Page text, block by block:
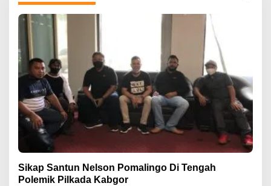
Sikap Santun Nelson Pomalingo Di Tengah
Polemik Pilkada Kabgor